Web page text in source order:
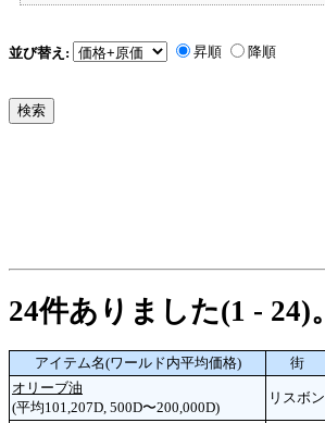
並び替え: 昇順 降順
24件ありました(1 - 24)。
アイテム名(ワールド内平均価格) 街
オリーブ油
(平均101,207D, 500D〜200,000D)
リスボン